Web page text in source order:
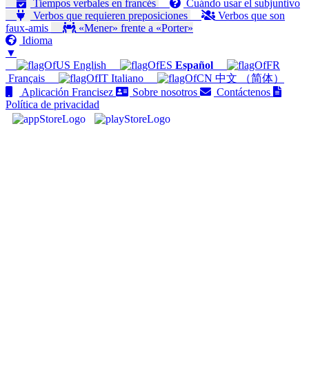
Tiempos verbales en francés
Cuándo usar el subjuntivo
Verbos que requieren preposiciones
Verbos que son
faux-amis
«Mener» frente a «Porter»
Idioma
▼
English
Español
Français
Italiano
中文 （简体）
Aplicación Francisez
Sobre nosotros
Contáctenos
Política de privacidad